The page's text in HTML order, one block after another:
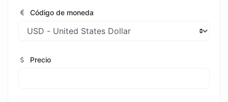
Código de moneda
Precio